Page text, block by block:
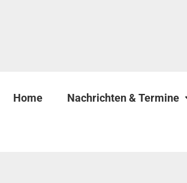
Home Nachrichten & Termine